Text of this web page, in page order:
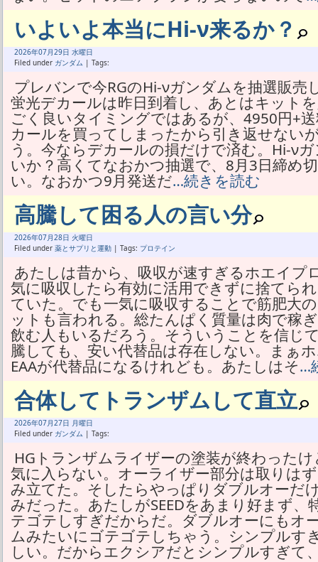
いよいよ本当にHi-ν来るか？
2026年07月29日 水曜日
Filed under ガンダム | Tags:
プレバンで今RGのHi-νガンダムを抽選販
蛍光デカールは昨日到着し、あとはキット
ごく良いタイミングではあるが、4950円+
カールを買ってしまったから引き返せない
う。今ならデカールの損だけで済む。Hi-ν
いか？高くてなおかつ抽選で、8月3日締め
い。なおかつ9月発送だ…続きを読む
高騰して困る人の言い分
2026年07月28日 火曜日
Filed under 薬とサプリと運動 | Tags: プロテイン
あたしは昔から、吸収が速すぎるホエイプ
気に吸収したら有効に活用できずに捨てら
ていた。でも一気に吸収することで筋肥大
ットも言われる。総たんぱく質量は肉で稼
飲む人もいるだろう。そういうことを信じ
騰しても、安い代替品は存在しない。まぁ
EAAが代替品になるけれども。あたしはそ…
合体してトランザムして直立
2026年07月27日 月曜日
Filed under ガンダム | Tags:
HGトランザムライザーの塗装が終わった
気に入らない。オーライザー部分は取りは
み立てた。そしたらやっぱりダブルオーだ
みだった。あたしがSEEDをあまり好まず
テゴテしすぎだからだ。ダブルオーにもオ
ムみたいにゴテゴテしちゃう。シンプルす
しい。だからエクシアだとシンプルすぎて